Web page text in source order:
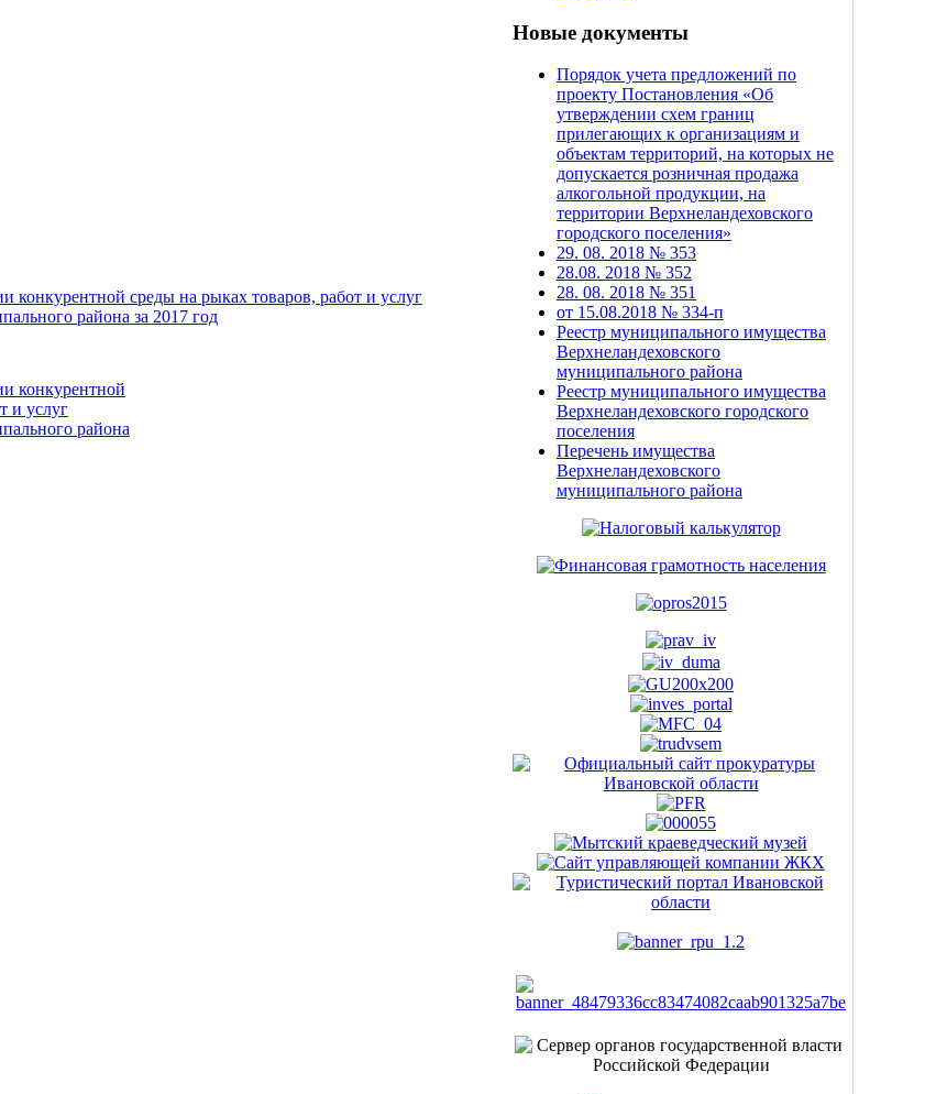
конкурентной среды на рыках товаров, работ и услуг
района за 2017 год
конкурентной
и услуг
района
Новые документы
Порядок учета предложений по
проекту Постановления «Об
утверждении схем границ
прилегающих к организациям и
объектам территорий, на которых не
допускается розничная продажа
алкогольной продукции, на
территории Верхнеландеховского
городского поселения»
29. 08. 2018 № 353
28.08. 2018 № 352
28. 08. 2018 № 351
от 15.08.2018 № 334-п
Реестр муниципального имущества
Верхнеландеховского
муниципального района
Реестр муниципального имущества
Верхнеландеховского городского
поселения
Перечень имущества
Верхнеландеховского
муниципального района